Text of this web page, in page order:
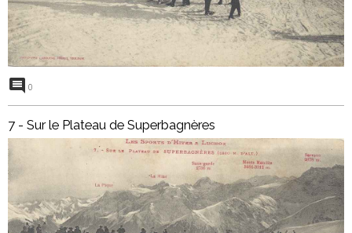
0
7 - Sur le Plateau de Superbagnères